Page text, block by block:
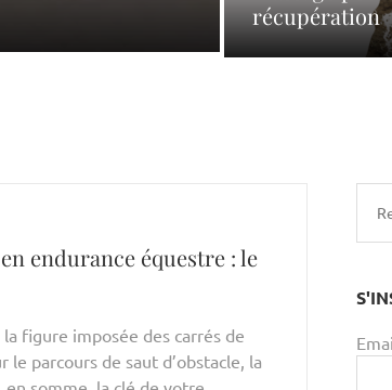
récupération
endurance équestre : le
figure imposée des carrés de
le parcours de saut d’obstacle, la